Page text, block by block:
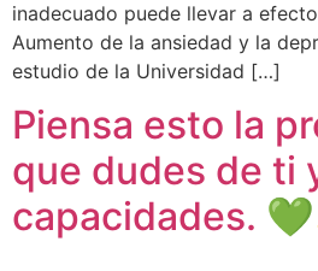
inadecuado puede llevar a
Aumento de la ansiedad y la
estudio de la Universidad […]
Piensa esto la
que dudes de ti
capacidades.